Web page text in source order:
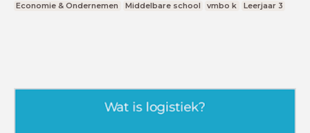
Economie & Ondernemen Middelbare school vmbo k Leerjaar 3